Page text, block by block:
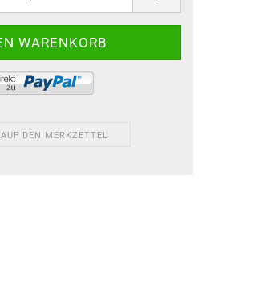
AUF DEN MERKZETTEL